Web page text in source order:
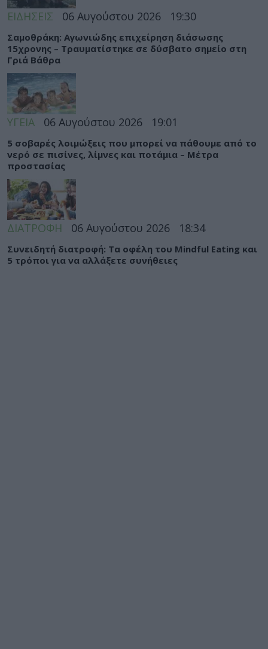
ΕΙΔΗΣΕΙΣ 06 Αυγούστου 2026 19:30
Σαμοθράκη: Αγωνιώδης επιχείρηση διάσωσης
15χρονης – Τραυματίστηκε σε δύσβατο σημείο στη
Γριά Βάθρα
ΥΓΕΙΑ 06 Αυγούστου 2026 19:01
5 σοβαρές λοιμώξεις που μπορεί να πάθουμε από το
νερό σε πισίνες, λίμνες και ποτάμια – Μέτρα
προστασίας
ΔΙΑΤΡΟΦΗ 06 Αυγούστου 2026 18:34
Συνειδητή διατροφή: Τα οφέλη του Mindful Eating και
5 τρόποι για να αλλάξετε συνήθειες